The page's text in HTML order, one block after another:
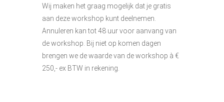
Wij maken het graag mogelijk dat je gratis
aan deze workshop kunt deelnemen.
Annuleren kan tot 48 uur voor aanvang van
de workshop. Bij niet op komen dagen
brengen we de waarde van de workshop à €
250,- ex BTW in rekening.